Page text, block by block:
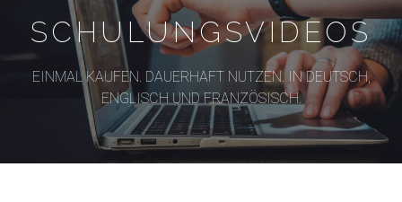
SCHULUNGSVIDEOS
EINMAL KAUFEN. DAUERHAFT NUTZEN. IN DEUTSCH,
ENGLISCH UND FRANZÖSISCH.